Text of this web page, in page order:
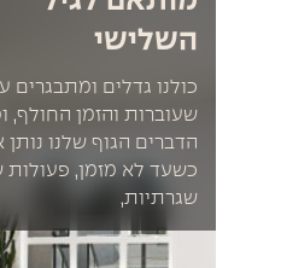
השלישי
כולנו גדלים ומתבגרים
שעוברות והזמן החולף,
הדברים הגוף שלנו נותן
כשעד לא מזמן, פעולות
שגרתיות,